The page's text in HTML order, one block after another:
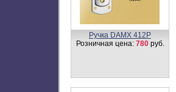
Цилиндровый механизм,
латунь